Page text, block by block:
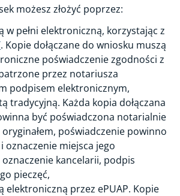
możesz złożyć poprzez:
w pełni elektroniczną, korzystając z
. Kopie dołączane do wniosku muszą
poświadczenie zgodności z
przez notariusza
podpisem elektronicznym,
tradycyjną. Każda kopia dołączana
być poświadczona notarialnie
poświadczenie powinno
oznaczenie miejsca jego
kancelarii, podpis
pieczęć,
elektroniczną przez ePUAP. Kopie